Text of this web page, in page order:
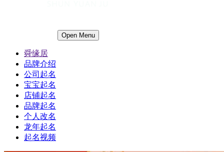
Open Menu
舜缘居
品牌介绍
公司起名
宝宝起名
店铺起名
品牌起名
个人改名
龙年起名
起名视频